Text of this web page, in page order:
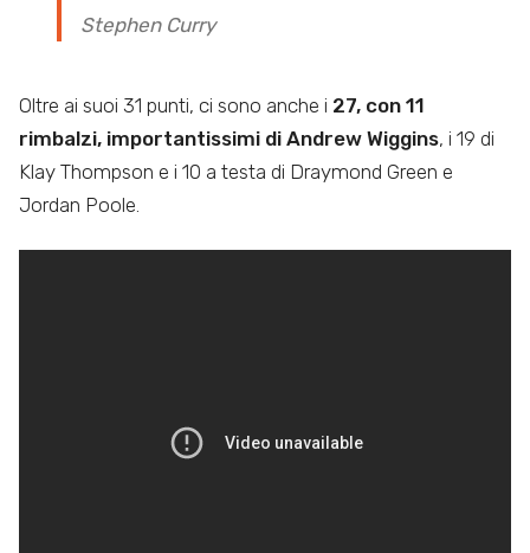
Stephen Curry
Oltre ai suoi 31 punti, ci sono anche i 27, con 11
rimbalzi, importantissimi di Andrew Wiggins, i 19 di
Klay Thompson e i 10 a testa di Draymond Green e
Jordan Poole.